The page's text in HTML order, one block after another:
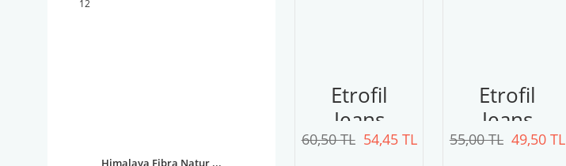
Himalaya Fibra Natur ...
Etrofil
Jeans
00654,45 TL
60,50 TL
Etrofil
Jeans
02749,50 TL
55,00 TL